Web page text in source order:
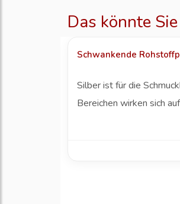
Das könnte
Schwankende
Silber ist für die
Bereichen wirken sich